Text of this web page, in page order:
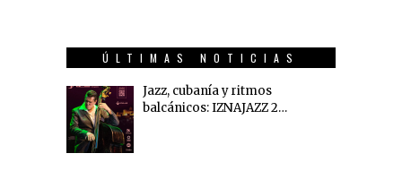
ÚLTIMAS NOTICIAS
Jazz, cubanía y ritmos
balcánicos: IZNAJAZZ 2…